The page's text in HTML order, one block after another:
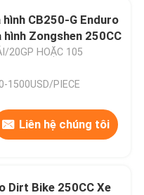
CB250-G Enduro
hình Zongshen 250CC
20GP HOẶC 105
1500USD/PIECE
Liên hệ chúng tôi
Dirt Bike 250CC Xe